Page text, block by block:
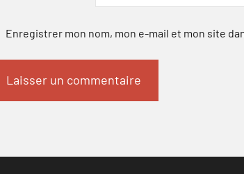
Enregistrer mon nom, mon e-mail et mon site